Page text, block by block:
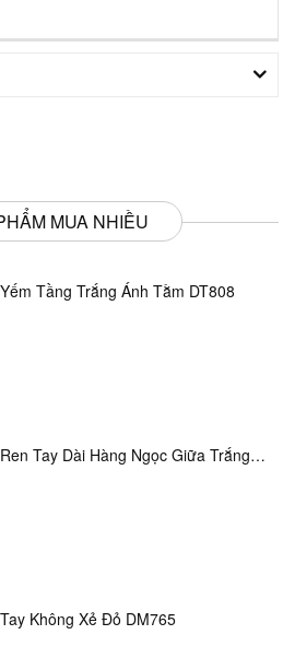
MUA NHIỀU
Tầng Trắng Ánh Tằm DT808
Tay Dài Hàng Ngọc Giữa Trắng
Không Xẻ Đỏ DM765